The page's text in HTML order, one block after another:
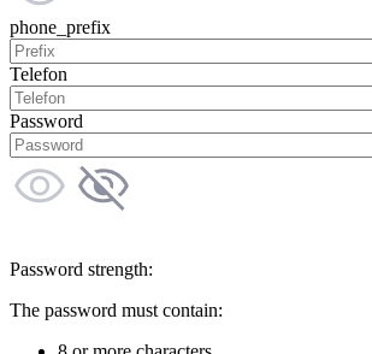
phone_prefix
Telefon
Password
Password strength:
The password must contain: